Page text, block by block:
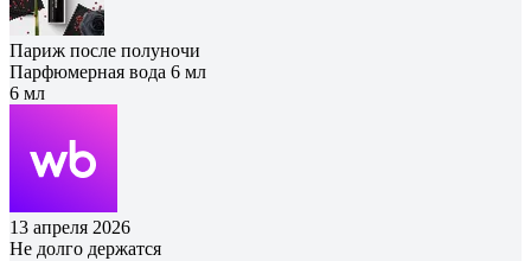
Париж после полуночи
Парфюмерная вода 6 мл
6 мл
13 апреля 2026
Не долго держатся